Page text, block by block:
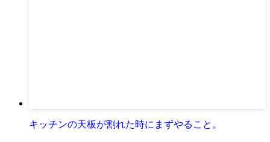
キッチンの天板が割れた時にまずやること。